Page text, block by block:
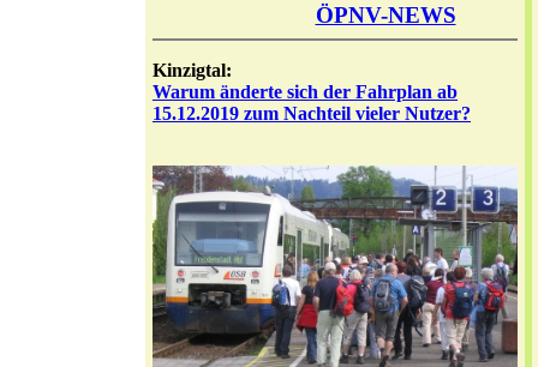
ÖPNV-NEWS
Kinzigtal:
Warum änderte sich der Fahrplan ab
15.12.2019 zum Nachteil vieler Nutzer?